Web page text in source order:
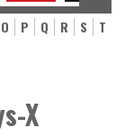
O P Q R S
T
X